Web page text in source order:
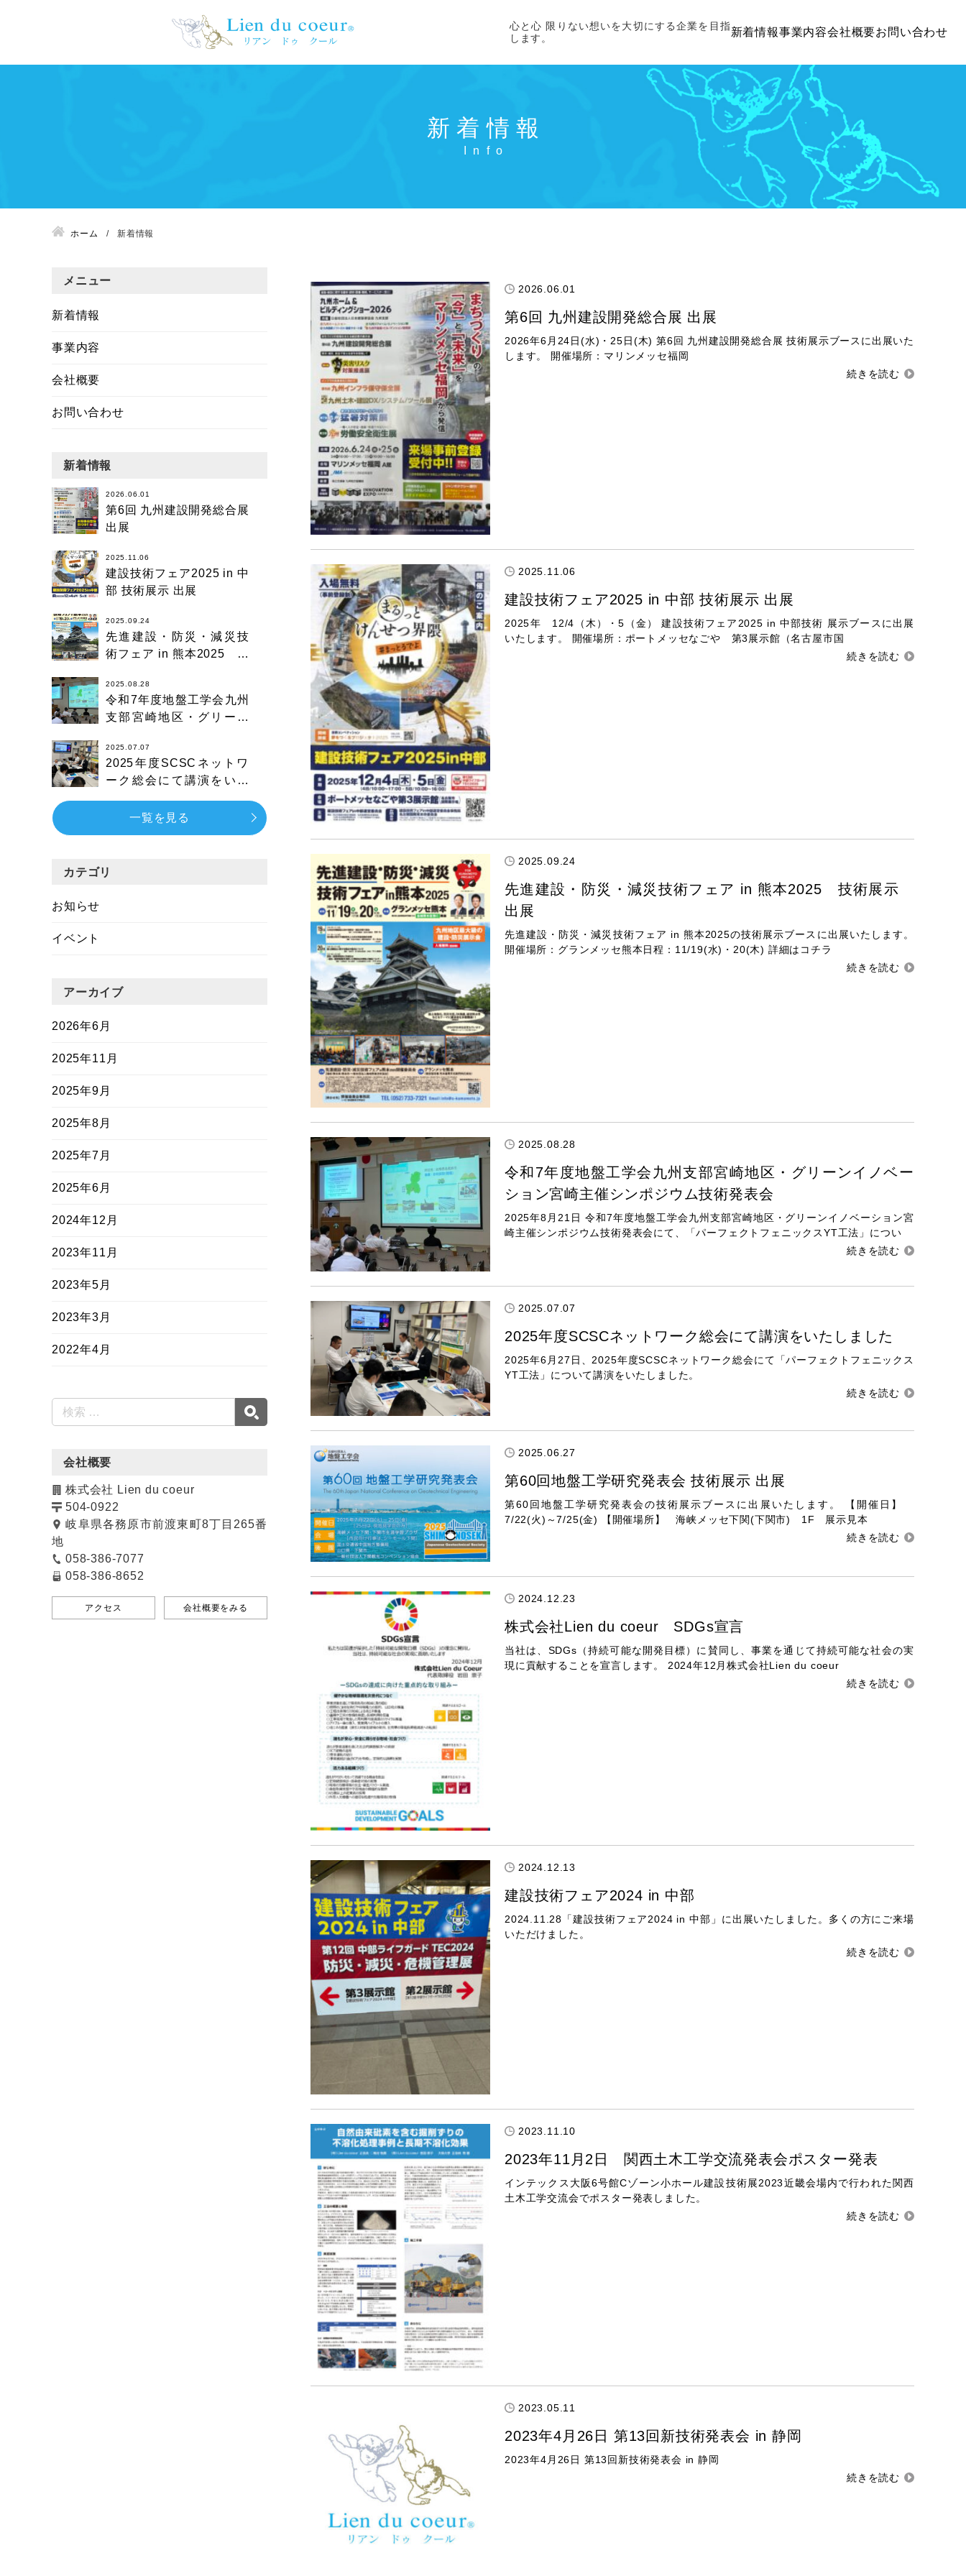
心と心 限りない想いを大切にする企業を目指
します。
新着情報事業内容会社概要お問い合わせ
新着情報
ホーム 新着情報
2026.06.01
第6回 九州建設開発総合展 出展
2026年6月24日(水)・25日(木) 第6回 九州建設開発総合展 技術展示ブースに出展いた
します。 開催場所：マリンメッセ福岡
2025.11.06
建設技術フェア2025 in 中部 技術展示 出展
2025年 12/4（木）・5（金） 建設技術フェア2025 in 中部技術 展示ブースに出展
いたします。 開催場所：ポートメッセなごや 第3展示館（名古屋市国
2025.09.24
先進建設・防災・減災技術フェア in 熊本2025 技術展示
出展
先進建設・防災・減災技術フェア in 熊本2025の技術展示ブースに出展いたします。
開催場所：グランメッセ熊本日程：11/19(水)・20(木) 詳細はコチラ
2025.08.28
令和7年度地盤工学会九州支部宮崎地区・グリーンイノベー
ション宮崎主催シンポジウム技術発表会
2025年8月21日 令和7年度地盤工学会九州支部宮崎地区・グリーンイノベーション宮
崎主催シンポジウム技術発表会にて、「パーフェクトフェニックスYT工法」につい
2025.07.07
2025年度SCSCネットワーク総会にて講演をいたしました
2025年6月27日、2025年度SCSCネットワーク総会にて「パーフェクトフェニックス
YT工法」について講演をいたしました。
2025.06.27
第60回地盤工学研究発表会 技術展示 出展
第60回地盤工学研究発表会の技術展示ブースに出展いたします。 【開催日】
7/22(火)～7/25(金) 【開催場所】 海峡メッセ下関(下関市) 1F 展示見本
2024.12.23
株式会社Lien du coeur SDGs宣言
当社は、SDGs（持続可能な開発目標）に賛同し、事業を通じて持続可能な社会の実
現に貢献することを宣言します。 2024年12月株式会社Lien du coeur
2024.12.13
建設技術フェア2024 in 中部
2024.11.28「建設技術フェア2024 in 中部」に出展いたしました。多くの方にご来場
いただけました。
2023.11.10
2023年11月2日 関西土木工学交流発表会ポスター発表
インテックス大阪6号館Cゾーン小ホール建設技術展2023近畿会場内で行われた関西
土木工学交流会でポスター発表しました。
2023.05.11
2023年4月26日 第13回新技術発表会 in 静岡
2023年4月26日 第13回新技術発表会 in 静岡
メニュー
新着情報
事業内容
会社概要
お問い合わせ
新着情報
2026.06.01
第6回 九州建設開発総合展
出展
2025.11.06
建設技術フェア2025 in 中
部 技術展示 出展
2025.09.24
先進建設・防災・減災技
術フェア in 熊本2025 技
2025.08.28
令和7年度地盤工学会九州
支部宮崎地区・グリーン
シンポジウム技術発表会
2025.07.07
2025年度SCSCネットワ
ーク総会にて講演をいた
一覧を見る
カテゴリ
お知らせ
イベント
アーカイブ
2026年6月
2025年11月
2025年9月
2025年8月
2025年7月
2025年6月
2024年12月
2023年11月
2023年5月
2023年3月
2022年4月
会社概要
株式会社 Lien du coeur
504-0922
岐阜県各務原市前渡東町8丁目265番
地
058-386-7077
058-386-8652
アクセス 会社概要をみる